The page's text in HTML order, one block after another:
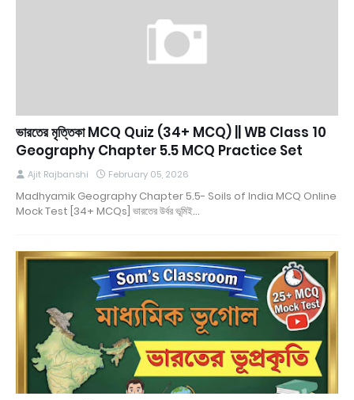
ভারতের মৃত্তিকা MCQ Quiz (34+ MCQ) || WB Class 10
Geography Chapter 5.5 MCQ Practice Set
Ajit Rajbanshi February 05, 2026
Madhyamik Geography Chapter 5.5- Soils of India MCQ Online
Mock Test [34+ MCQs] ভারতের উর্বর ভূমিই…